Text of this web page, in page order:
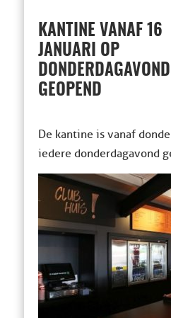
KANTINE VANAF 16
JANUARI OP
DONDERDAGAVOND
GEOPEND
De kantine is vanaf
iedere donderdagavond